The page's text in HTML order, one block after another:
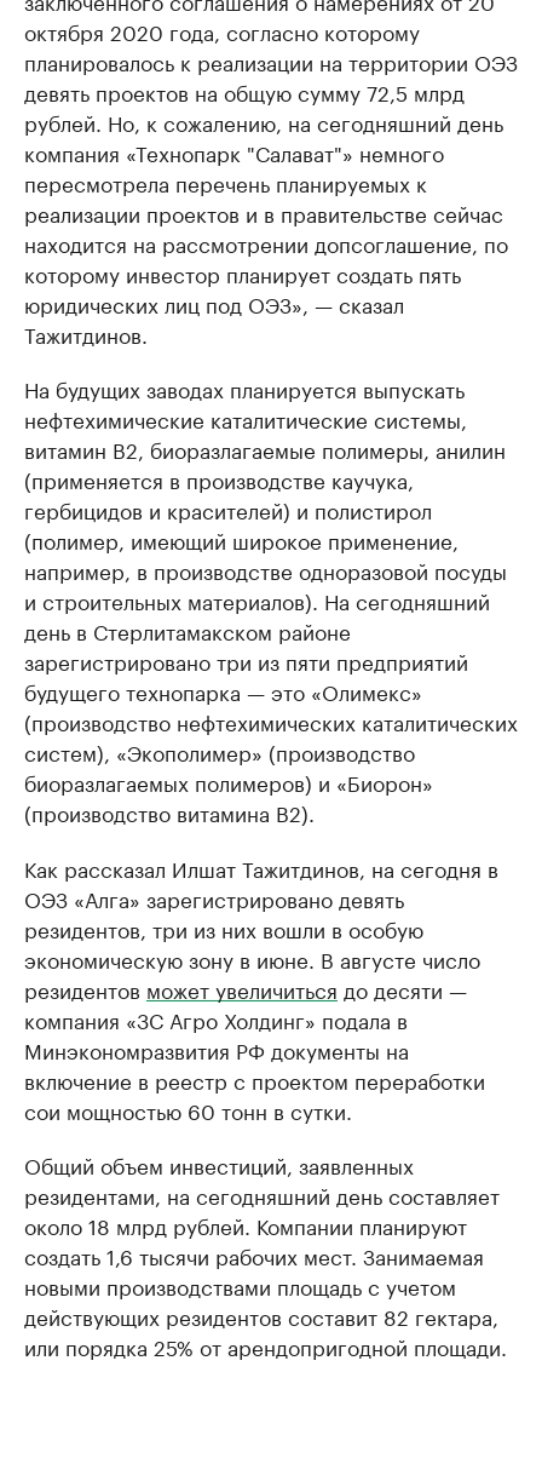
октября 2020 года, согласно которому
планировалось к реализации на территории ОЭЗ
девять проектов на общую сумму 72,5 млрд
рублей. Но, к сожалению, на сегодняшний день
компания «Технопарк "Салават"» немного
пересмотрела перечень планируемых к
реализации проектов и в правительстве сейчас
находится на рассмотрении допсоглашение, по
которому инвестор планирует создать пять
юридических лиц под ОЭЗ», — сказал
Тажитдинов.
На будущих заводах планируется выпускать
нефтехимические каталитические системы,
витамин B2, биоразлагаемые полимеры, анилин
(применяется в производстве каучука,
гербицидов и красителей) и полистирол
(полимер, имеющий широкое применение,
например, в производстве одноразовой посуды
и строительных материалов). На сегодняшний
день в Стерлитамакском районе
зарегистрировано три из пяти предприятий
будущего технопарка — это «Олимекс»
(производство нефтехимических каталитических
систем), «Экополимер» (производство
биоразлагаемых полимеров) и «Биорон»
(производство витамина B2).
Как рассказал Илшат Тажитдинов, на сегодня в
ОЭЗ «Алга» зарегистрировано девять
резидентов, три из них вошли в особую
экономическую зону в июне. В августе число
резидентов может увеличиться до десяти —
компания «3С Агро Холдинг» подала в
Минэкономразвития РФ документы на
включение в реестр с проектом переработки
сои мощностью 60 тонн в сутки.
Общий объем инвестиций, заявленных
резидентами, на сегодняшний день составляет
около 18 млрд рублей. Компании планируют
создать 1,6 тысячи рабочих мест. Занимаемая
новыми производствами площадь с учетом
действующих резидентов составит 82 гектара,
или порядка 25% от арендопригодной площади.